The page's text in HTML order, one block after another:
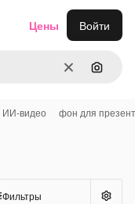
ОчиститьПоиск
Цены Войти
ИИ-видео фон для
Фильтры